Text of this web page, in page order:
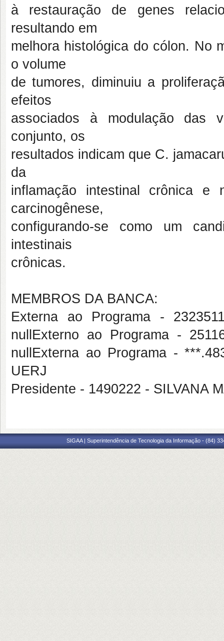
à restauração de genes
resultando em
melhora histológica do cólon. No
o volume
de tumores, diminuiu a
efeitos
associados à modulação das
conjunto, os
resultados indicam que C.
da
inflamação intestinal crônica e
carcinogênese,
configurando-se como um
intestinais
crônicas.
MEMBROS DA BANCA:
Externa ao Programa -
nullExterno ao Programa -
nullExterna ao Programa -
UERJ
Presidente - 1490222 - SILVANA
SIGAA | Superintendência de Tecnologia da Informação - (84)